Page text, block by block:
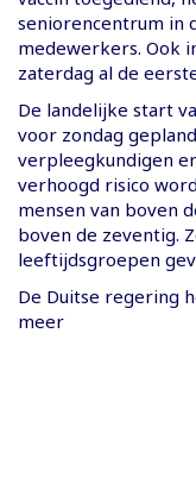
seniorencentrum in
medewerkers. Ook
zaterdag al de
De landelijke start
voor zondag
verpleegkundigen
verhoogd risico
mensen van boven
boven de zeventig.
leeftijdsgroepen
De Duitse regering
meer